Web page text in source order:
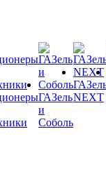
ГАЗель
и
Соболь
NEXT